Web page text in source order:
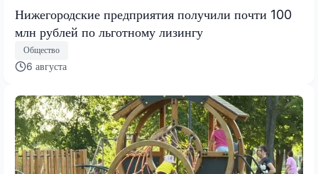
Нижегородские предприятия получили почти 100
млн рублей по льготному лизингу
Общество
6 августа